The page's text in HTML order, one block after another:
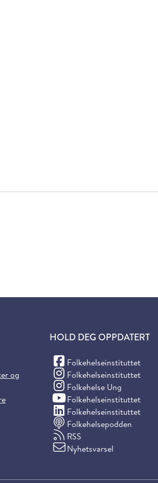
og
HOLD DEG OPPDATERT
Folkehelseinstituttet
(Facebook)
Folkehelseinstituttet
(Instagram)
Folkehelse Ung
(Instagram)
Folkehelseinstituttet
(YouTube)
Folkehelseinstituttet
(LinkedIn)
Folkehelsepodden
RSS
Nyhetsvarsel